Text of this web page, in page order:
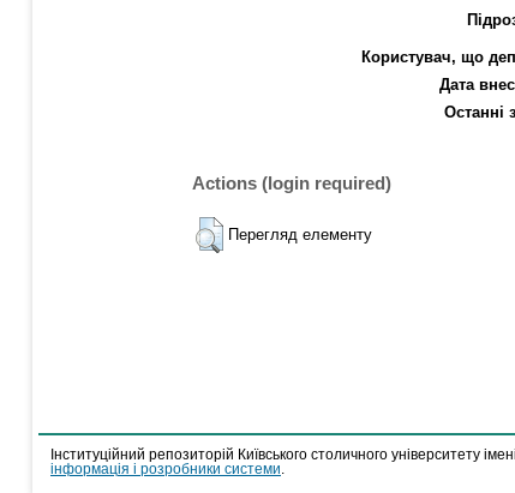
Користувач, що
Дата
Останні
Actions (login required)
Перегляд елементу
Інституційний репозиторій Київського столичного університету
інформація і розробники системи